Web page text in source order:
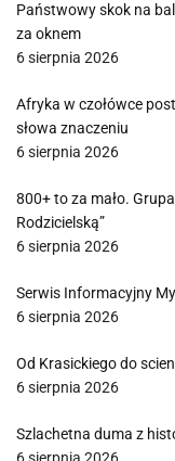
Państwowy skok na
za oknem
6 sierpnia 2026
Afryka w czołówce
słowa znaczeniu
6 sierpnia 2026
800+ to za mało.
Rodzicielską”
6 sierpnia 2026
Serwis Informacyjny
6 sierpnia 2026
Od Krasickiego do
6 sierpnia 2026
Szlachetna duma z